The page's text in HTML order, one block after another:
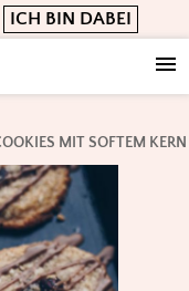
ICH BIN DABEI
MIT SOFTEM KERN